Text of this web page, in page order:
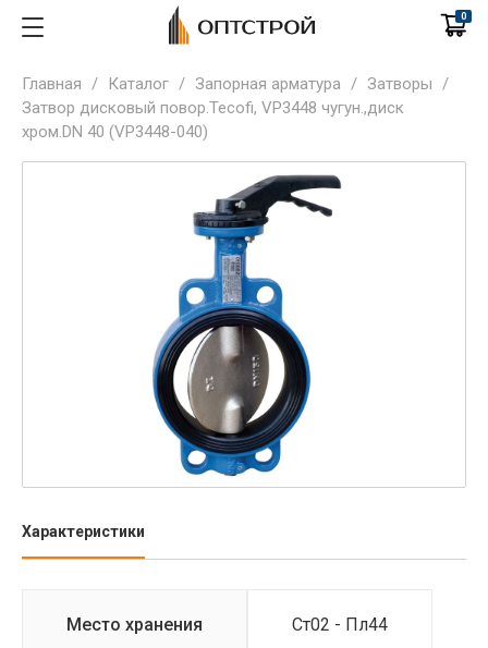
0
Главная / Каталог / Запорная арматура / Затворы /
Затвор дисковый повор.Tecofi, VP3448 чугун.,диск
хром.DN 40 (VP3448-040)
Характеристики
Место хранения Ст02 - Пл44